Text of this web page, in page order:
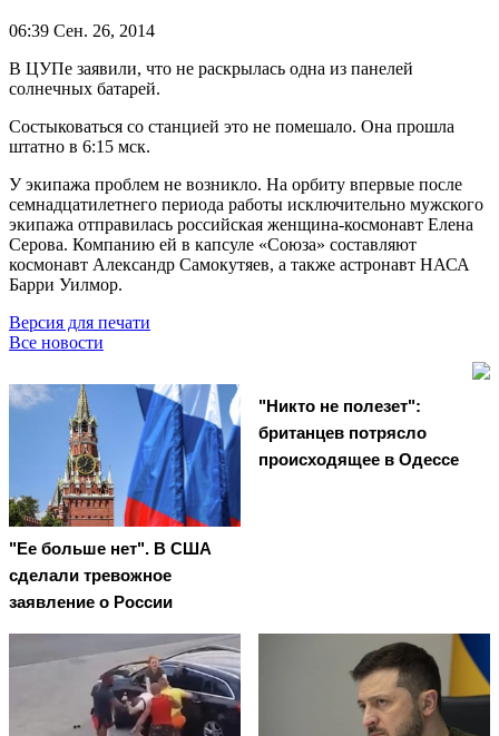
06:39 Сен. 26, 2014
В ЦУПе заявили, что не раскрылась одна из панелей
солнечных батарей.
Состыковаться со станцией это не помешало. Она прошла
штатно в 6:15 мск.
У экипажа проблем не возникло. На орбиту впервые после
семнадцатилетнего периода работы исключительно мужского
экипажа отправилась российская женщина-космонавт Елена
Серова. Компанию ей в капсуле «Союза» составляют
космонавт Александр Самокутяев, а также астронавт НАСА
Барри Уилмор.
Версия для печати
Все новости
"Ее больше нет". В США
сделали тревожное
заявление о России
"Никто не полезет":
британцев потрясло
происходящее в Одессе